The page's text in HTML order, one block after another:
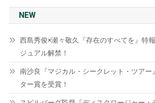
NEW
西島秀俊×瀬々敬久『存在のすべてを』特
ジュアル解禁！
南沙良『マジカル・シークレット・ツアー
ター賞を受賞！